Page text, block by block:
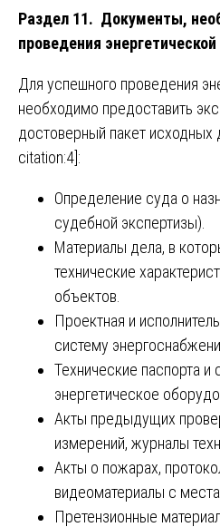
Раздел 11. Документы,
проведения
Для успешного проведения
необходимо предоставить
достоверный пакет исходных
citation:4]:
Определение суда о
судебной экспертизы).
Материалы дела, в
технические
объектов.
Проектная и
систему
Технические паспорта и
энергетическое
Акты предыдущих
измерений, журналы
Акты о пожарах,
видеоматериалы с
Претензионные